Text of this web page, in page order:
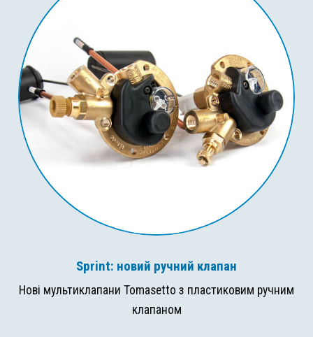
Sprint: новий ручний клапан
Нові мультиклапани Tomasetto з пластиковим ручним
клапаном